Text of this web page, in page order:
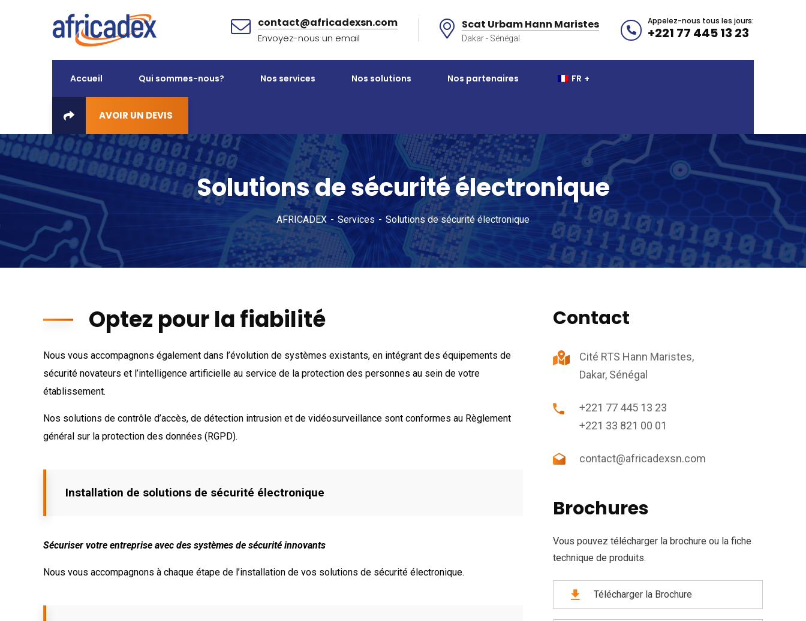
contact@africadexsn.com
Envoyez-nous un email
Scat Urbam Hann Maristes
Dakar - Sénégal
Appelez-nous tous les jours:
+221 77 445 13 23
Accueil Qui sommes-nous? Nos services Nos solutions Nos partenaires FR
AVOIR UN DEVIS
Solutions de sécurité électronique
AFRICADEX Services Solutions de sécurité électronique
Optez pour la fiabilité
Nous vous accompagnons également dans l’évolution de systèmes existants, en intégrant des équipements de
sécurité novateurs et l’intelligence artificielle au service de la protection des personnes au sein de votre
établissement.
Nos solutions de contrôle d’accès, de détection intrusion et de vidéosurveillance sont conformes au Règlement
général sur la protection des données (RGPD).
Installation de solutions de sécurité électronique
Sécuriser votre entreprise avec des systèmes de sécurité innovants
Nous vous accompagnons à chaque étape de l’installation de vos solutions de sécurité électronique.
Contact
Cité RTS Hann Maristes,
Dakar, Sénégal
+221 77 445 13 23
+221 33 821 00 01
contact@africadexsn.com
Brochures
Vous pouvez télécharger la brochure ou la fiche
technique de produits.
Télécharger la Brochure